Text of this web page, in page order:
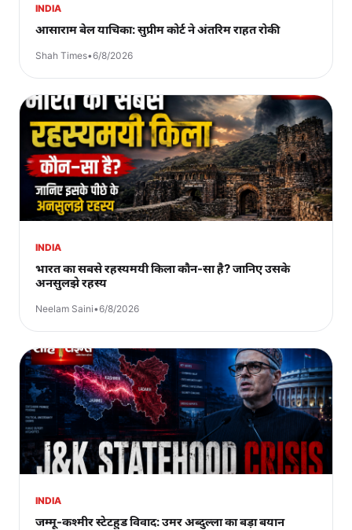
INDIA
आसाराम बेल याचिका: सुप्रीम कोर्ट ने अंतरिम राहत रोकी
Shah Times•6/8/2026
INDIA
भारत का सबसे रहस्यमयी किला कौन-सा है? जानिए उसके
अनसुलझे रहस्य
Neelam Saini•6/8/2026
INDIA
जम्मू-कश्मीर स्टेटहुड विवाद: उमर अब्दुल्ला का बड़ा बयान